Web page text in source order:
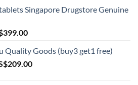
Singapore Drugstore Genuine
399.00Price
S$79.00
through
Quality Goods (buy3 get1 free)
209.00Price